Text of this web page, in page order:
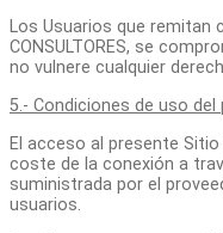
Los Usuarios que remitan
CONSULTORES, se
no vulnere cualquier
5.- Condiciones de uso
El acceso al presente
coste de la conexión a
suministrada por el
usuarios.